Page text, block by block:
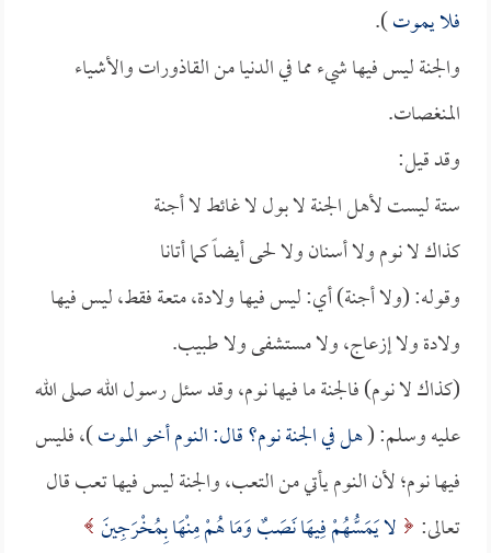
فلا يموت).
والجنة ليس فيها شيء مما في الدنيا من القاذورات والأشياء
المنغصات.
وقد قيل:
ستة ليست لأهل الجنة لا بول لا غائط لا أجنة
كذاك لا نوم ولا أسنان ولا لحى أيضاً كما أتانا
وقوله: (ولا أجنة) أي: ليس فيها ولادة، متعة فقط، ليس فيها
ولادة ولا إزعاج، ولا مستشفى ولا طبيب.
(كذاك لا نوم) فالجنة ما فيها نوم، وقد سئل رسول الله صلى الله
عليه وسلم: (هل في الجنة نوم؟ قال: النوم أخو الموت)، فليس
فيها نوم؛ لأن النوم يأتي من التعب، والجنة ليس فيها تعب قال
تعالى:
لا يَمَسُّهُمْ فِيهَا نَصَبٌ وَمَا هُمْ مِنْهَا بِمُخْرَجِينَ